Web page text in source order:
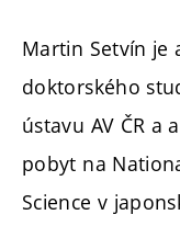
Martin Setvín je
doktorského
ústavu AV ČR a
pobyt na
Science v